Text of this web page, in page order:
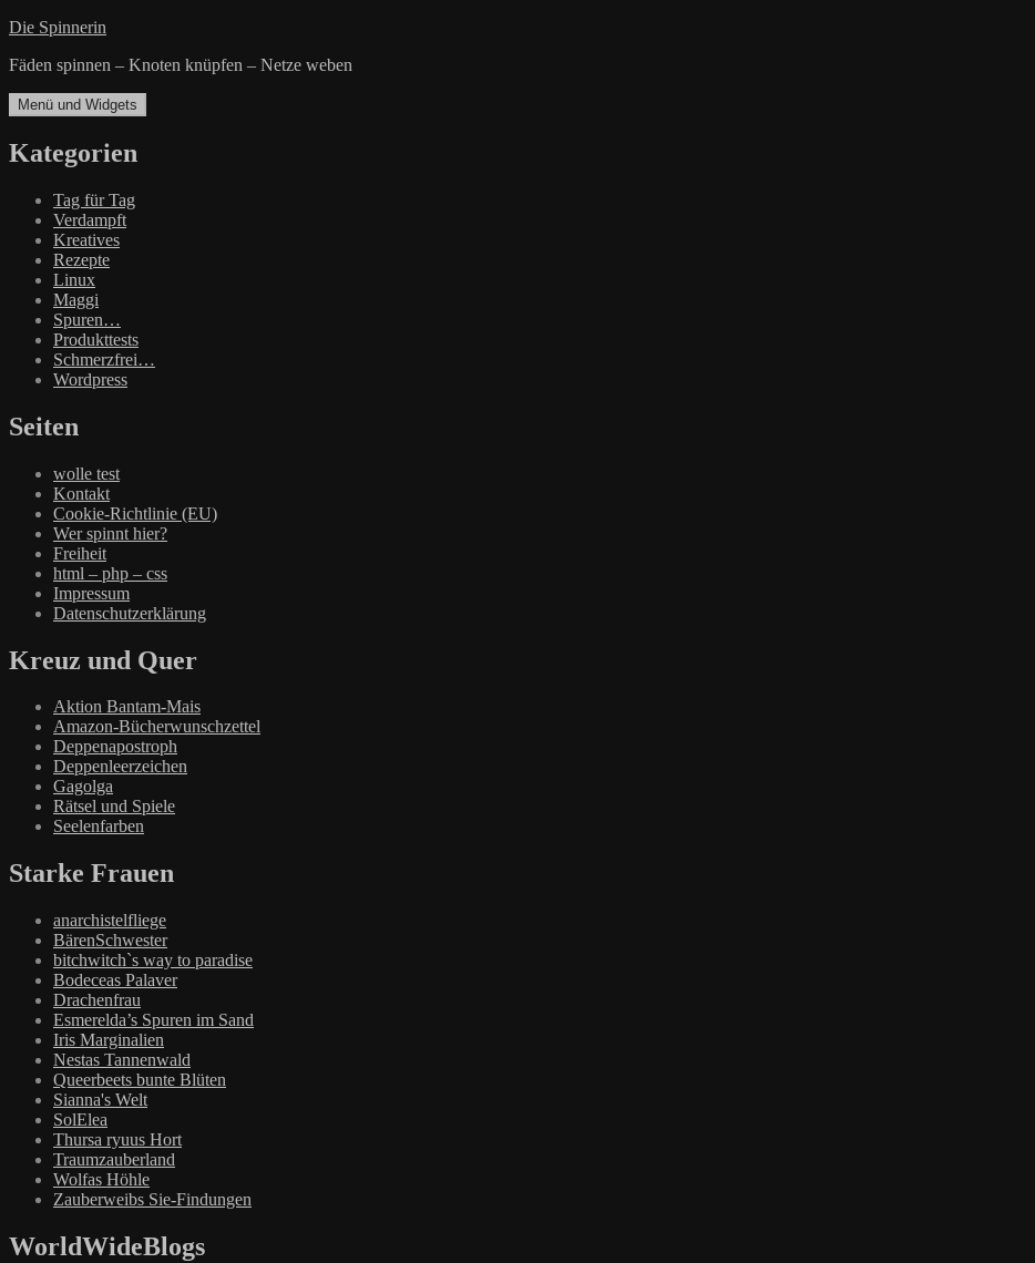
Zum
springen
Die Spinnerin
Fäden spinnen – Knoten knüpfen – Netze weben
Menü und Widgets
Kategorien
Tag für Tag
Verdampft
Kreatives
Rezepte
Linux
Maggi
Spuren…
Produkttests
Schmerzfrei…
Wordpress
Seiten
wolle test
Kontakt
Cookie-Richtlinie (EU)
Wer spinnt hier?
Freiheit
html – php – css
Impressum
Datenschutzerklärung
Kreuz und Quer
Aktion Bantam-Mais
Amazon-Bücherwunschzettel
Deppenapostroph
Deppenleerzeichen
Gagolga
Rätsel und Spiele
Seelenfarben
Starke Frauen
anarchistelfliege
BärenSchwester
bitchwitch`s way to paradise
Bodeceas Palaver
Drachenfrau
Esmerelda’s Spuren im Sand
Iris Marginalien
Nestas Tannenwald
Queerbeets bunte Blüten
Sianna's Welt
SolElea
Thursa ryuus Hort
Traumzauberland
Wolfas Höhle
Zauberweibs Sie-Findungen
WorldWideBlogs